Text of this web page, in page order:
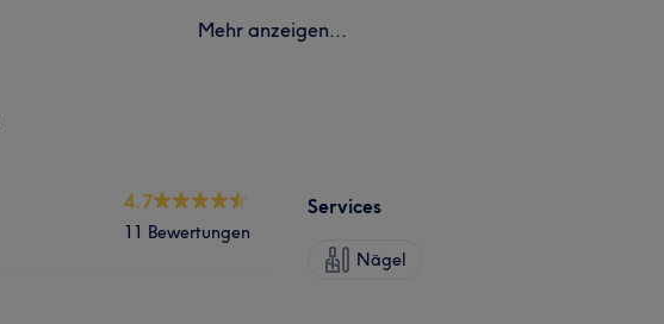
Mehr anzeigen...
4.7
11 Bewertungen
Services
Nägel